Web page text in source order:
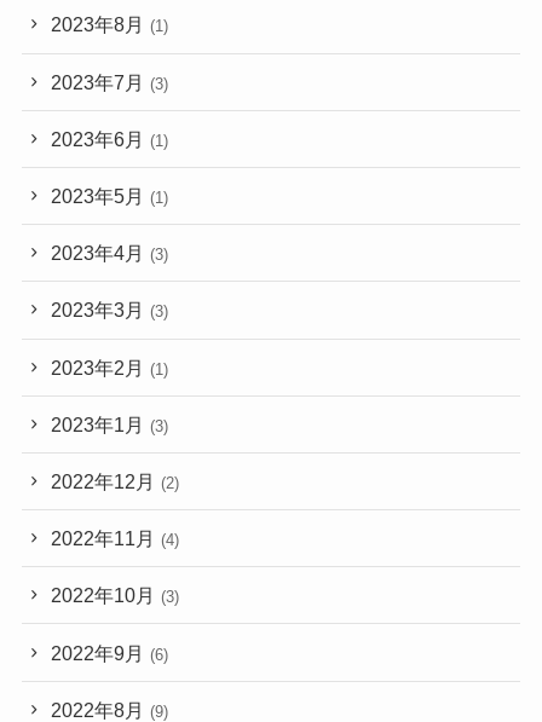
2023年8月 (1)
2023年7月 (3)
2023年6月 (1)
2023年5月 (1)
2023年4月 (3)
2023年3月 (3)
2023年2月 (1)
2023年1月 (3)
2022年12月 (2)
2022年11月 (4)
2022年10月 (3)
2022年9月 (6)
2022年8月 (9)